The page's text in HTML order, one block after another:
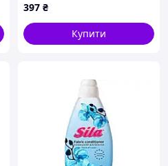
л 4820152333988 mayak
397 ₴
Купити